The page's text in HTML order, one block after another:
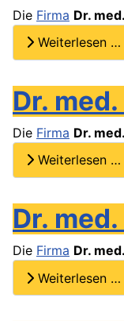
Die Firma Dr.
Weiterlesen …
Dr.
Die Firma Dr.
Weiterlesen …
Dr.
Die Firma Dr.
Weiterlesen …